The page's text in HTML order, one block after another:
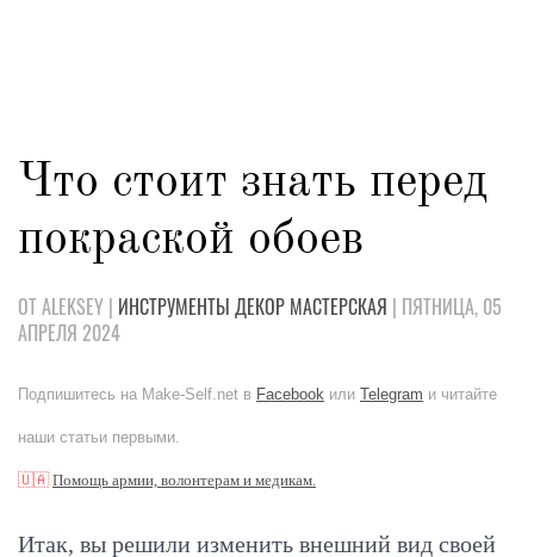
Что стоит знать перед
покраской обоев
ОТ ALEKSEY | ИНСТРУМЕНТЫ ДЕКОР МАСТЕРСКАЯ | ПЯТНИЦА, 05
АПРЕЛЯ 2024
Подпишитесь на Make-Self.net в Facebook или Telegram и читайте
наши статьи первыми.
🇺🇦Помощь армии, волонтерам и медикам.
Итак, вы решили изменить внешний вид своей